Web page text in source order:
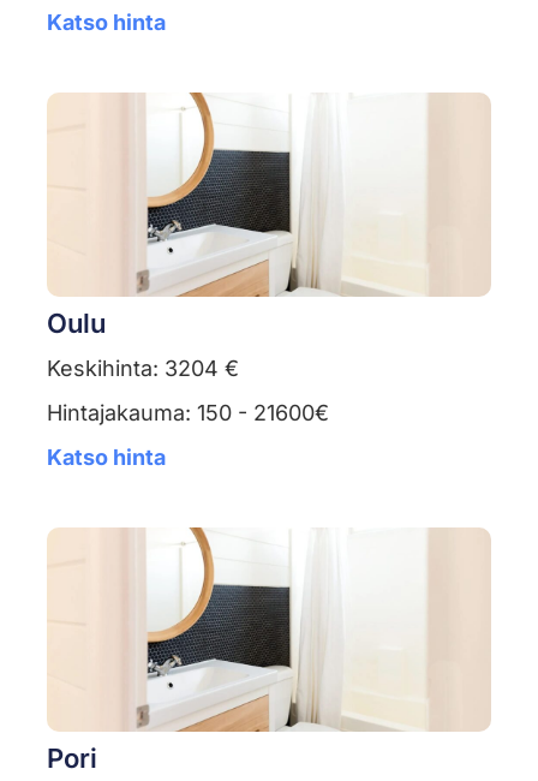
Katso hinta
Oulu
Keskihinta: 3204 €
Hintajakauma: 150 - 21600€
Katso hinta
Pori